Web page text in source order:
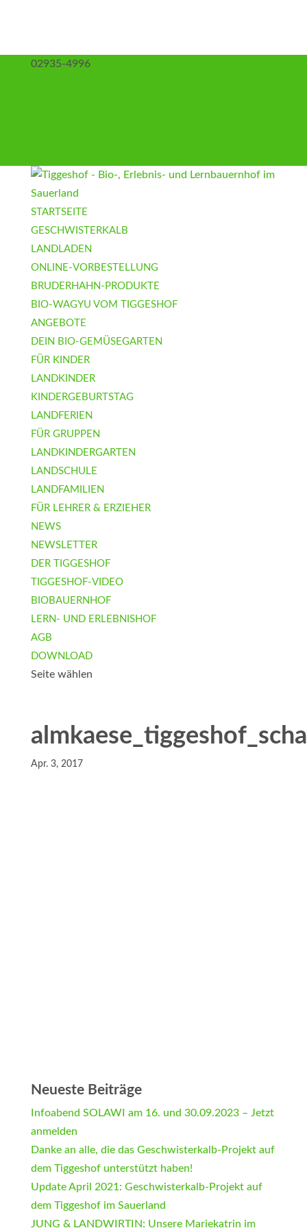
02935-4996
STARTSEITE
GESCHWISTERKALB
LANDLADEN
ONLINE-VORBESTELLUNG
BRUDERHAHN-PRODUKTE
BIO-WAGYU VOM TIGGESHOF
ANGEBOTE
DEIN BIO-GEMÜSEGARTEN
FÜR KINDER
LANDKINDER
KINDERGEBURTSTAG
LANDFERIEN
FÜR GRUPPEN
LANDKINDERGARTEN
LANDSCHULE
LANDFAMILIEN
FÜR LEHRER & ERZIEHER
NEWS
NEWSLETTER
DER TIGGESHOF
TIGGESHOF-VIDEO
BIOBAUERNHOF
LERN- UND ERLEBNISHOF
AGB
DOWNLOAD
Seite wählen
Apr. 3, 2017
Neueste Beiträge
Infoabend SOLAWI am 16. und 30.09.2023 – Jetzt
anmelden
Danke an alle, die das Geschwisterkalb-Projekt auf
dem Tiggeshof unterstützt haben!
Update April 2021: Geschwisterkalb-Projekt auf
dem Tiggeshof im Sauerland
JUNG & LANDWIRTIN: Unsere Mariekatrin im